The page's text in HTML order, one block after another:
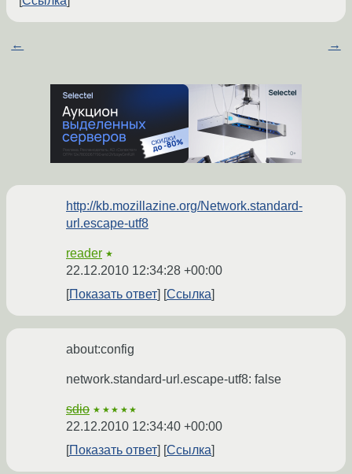
← →
http://kb.mozillazine.org/Network.standard-
url.escape-utf8
reader ★
22.12.2010 12:34:28 +00:00
Показать ответ
Ссылка
about:config
network.standard-url.escape-utf8: false
sdio ★★★★★
22.12.2010 12:34:40 +00:00
Показать ответ
Ссылка